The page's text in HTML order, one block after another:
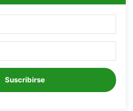
Suscribirse